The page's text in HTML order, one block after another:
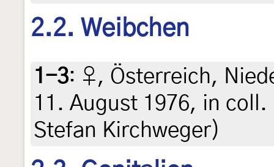
2.2. Weibchen
1-3: ♀, Österreich,
11. August 1976, in
Stefan Kirchweger)